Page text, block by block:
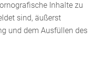
Inhalte zu
sind, äußerst
und dem Ausfüllen des